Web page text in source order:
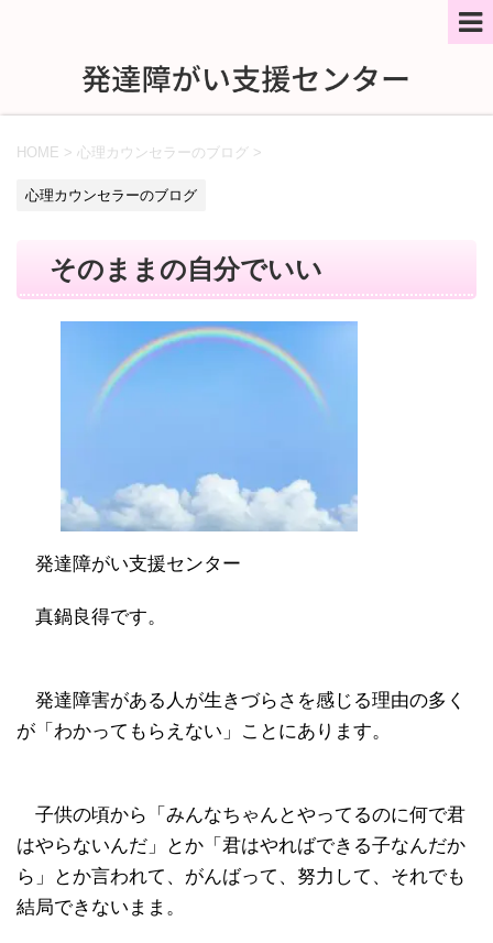
HOME > 心理カウンセラーのブログ >
心理カウンセラーのブログ
そのままの自分でいい
発達障がい支援センター
真鍋良得です。
発達障害がある人が生きづらさを感じる理由の多く
が「わかってもらえない」ことにあります。
子供の頃から「みんなちゃんとやってるのに何で君
はやらないんだ」とか「君はやればできる子なんだか
ら」とか言われて、がんばって、努力して、それでも
結局できないまま。